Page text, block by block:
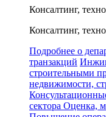
Консалтинг,
Консалтинг,
Подробнее о
транзакций
строительными
недвижимости,
сектора Оценка,